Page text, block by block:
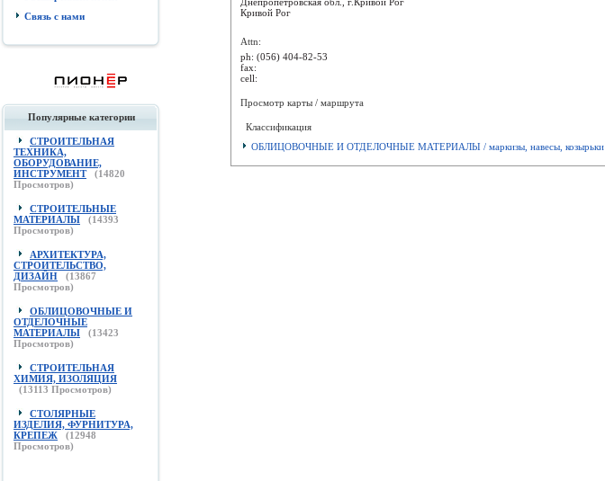
Связь с нами
Популярные категории
СТРОИТЕЛЬНАЯ
ТЕХНИКА,
ОБОРУДОВАНИЕ,
ИНСТРУМЕНТ
(14820
Просмотров)
СТРОИТЕЛЬНЫЕ
МАТЕРИАЛЫ
(14393
Просмотров)
АРХИТЕКТУРА,
СТРОИТЕЛЬСТВО,
ДИЗАЙН
(13867
Просмотров)
ОБЛИЦОВОЧНЫЕ И
ОТДЕЛОЧНЫЕ
МАТЕРИАЛЫ
(13423
Просмотров)
СТРОИТЕЛЬНАЯ
ХИМИЯ, ИЗОЛЯЦИЯ
(13113 Просмотров)
СТОЛЯРНЫЕ
ИЗДЕЛИЯ, ФУРНИТУРА,
КРЕПЕЖ
(12948
Просмотров)
Кривой Рог
Attn:
ph: (056) 404-82-53
fax:
cell:
Просмотр карты / маршрута
Классификация
ОБЛИЦОВОЧНЫЕ И ОТДЕЛОЧНЫЕ МАТЕРИАЛЫ / маркизы, навесы, козырьки